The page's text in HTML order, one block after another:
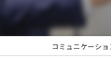
コミュニケーシ